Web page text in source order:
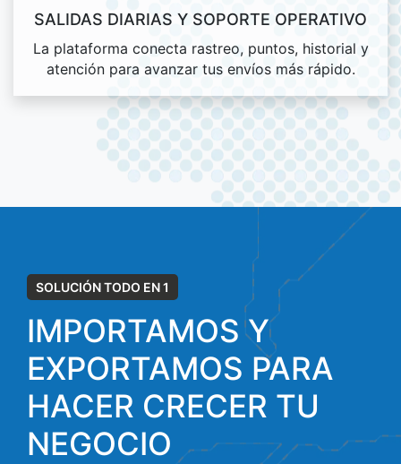
SALIDAS DIARIAS Y SOPORTE OPERATIVO
La plataforma conecta rastreo, puntos, historial y
atención para avanzar tus envíos más rápido.
SOLUCIÓN TODO EN 1
IMPORTAMOS Y
EXPORTAMOS PARA
HACER CRECER TU
NEGOCIO